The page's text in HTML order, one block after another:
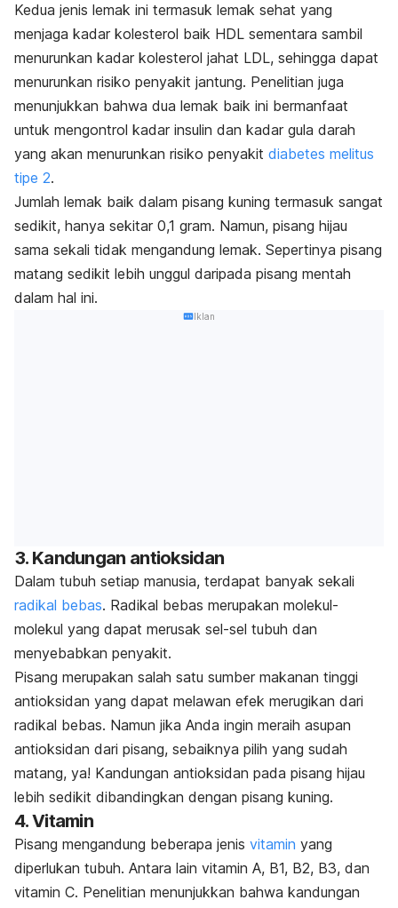
Kedua jenis lemak ini termasuk lemak sehat yang
menjaga kadar kolesterol baik HDL sementara sambil
menurunkan kadar kolesterol jahat LDL, sehingga dapat
menurunkan risiko penyakit jantung. Penelitian juga
menunjukkan bahwa dua lemak baik ini bermanfaat
untuk mengontrol kadar insulin dan kadar gula darah
yang akan menurunkan risiko penyakit diabetes melitus
tipe 2.
Jumlah lemak baik dalam pisang kuning termasuk sangat
sedikit, hanya sekitar 0,1 gram. Namun, pisang hijau
sama sekali tidak mengandung lemak. Sepertinya pisang
matang sedikit lebih unggul daripada pisang mentah
dalam hal ini.
Iklan
3. Kandungan antioksidan
Dalam tubuh setiap manusia, terdapat banyak sekali
radikal bebas. Radikal bebas merupakan molekul-
molekul yang dapat merusak sel-sel tubuh dan
menyebabkan penyakit.
Pisang merupakan salah satu sumber makanan tinggi
antioksidan yang dapat melawan efek merugikan dari
radikal bebas. Namun jika Anda ingin meraih asupan
antioksidan dari pisang, sebaiknya pilih yang sudah
matang, ya! Kandungan antioksidan pada pisang hijau
lebih sedikit dibandingkan dengan pisang kuning.
4. Vitamin
Pisang mengandung beberapa jenis vitamin yang
diperlukan tubuh. Antara lain vitamin A, B1, B2, B3, dan
vitamin C. Penelitian menunjukkan bahwa kandungan